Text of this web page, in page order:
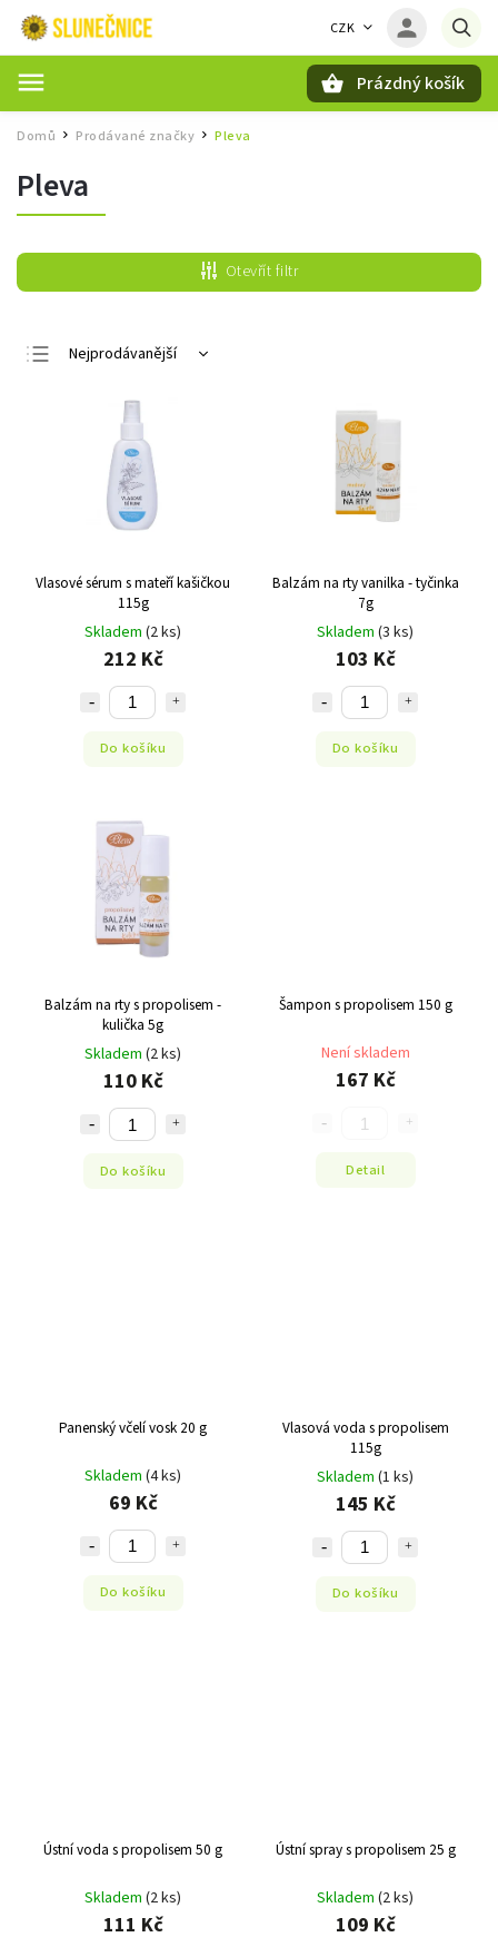
CZK
Prázdný košík
Domů / Prodávané značky / Pleva
Pleva
Otevřít filtr
Nejprodávanější
Nejdražší
Abecedně
Vlasové sérum s mateří kašičkou
115g
Skladem (2 ks)
212 Kč
Do košíku
Balzám na rty vanilka - tyčinka
7g
Skladem (3 ks)
103 Kč
Do košíku
Balzám na rty s propolisem -
kulička 5g
Skladem (2 ks)
110 Kč
Do košíku
Šampon s propolisem 150 g
Není skladem
167 Kč
Detail
Panenský včelí vosk 20 g
Skladem (4 ks)
69 Kč
Do košíku
Vlasová voda s propolisem
115g
Skladem (1 ks)
145 Kč
Do košíku
Ústní voda s propolisem 50 g
Skladem (2 ks)
111 Kč
Ústní spray s propolisem 25 g
Skladem (2 ks)
109 Kč